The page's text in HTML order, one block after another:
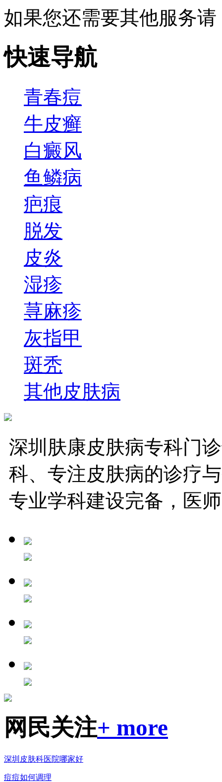
如果您还需要其他服务
快速导航
青春痘
牛皮癣
白癜风
鱼鳞病
疤痕
脱发
皮炎
湿疹
荨麻疹
灰指甲
斑秃
其他皮肤病
深圳肤康皮肤病专科门
科、专注皮肤病的诊疗
专业学科建设完备，医
网民关注+ more
深圳皮肤科医院哪家好
痘痘如何调理